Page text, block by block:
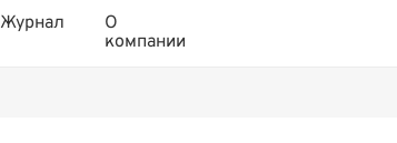
Журнал
О
компании